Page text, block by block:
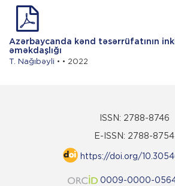
Azərbaycanda kənd təsərrüfatının
əməkdaşlığı
T. Nağıbəyli • • 2022
ISSN: 2788-8746
E-ISSN: 2788-8754
https://doi.org/
0009-0000-